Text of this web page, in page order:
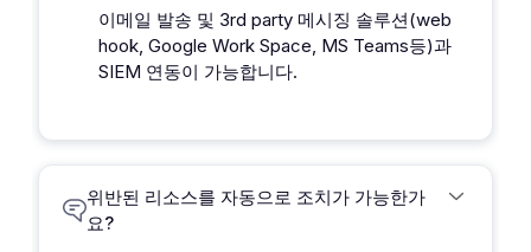
이메일 발송 및 3rd party 메시징 솔루션(web
hook, Google Work Space, MS Teams등)과
SIEM 연동이 가능합니다.
위반된 리소스를 자동으로 조치가 가능한가
요?